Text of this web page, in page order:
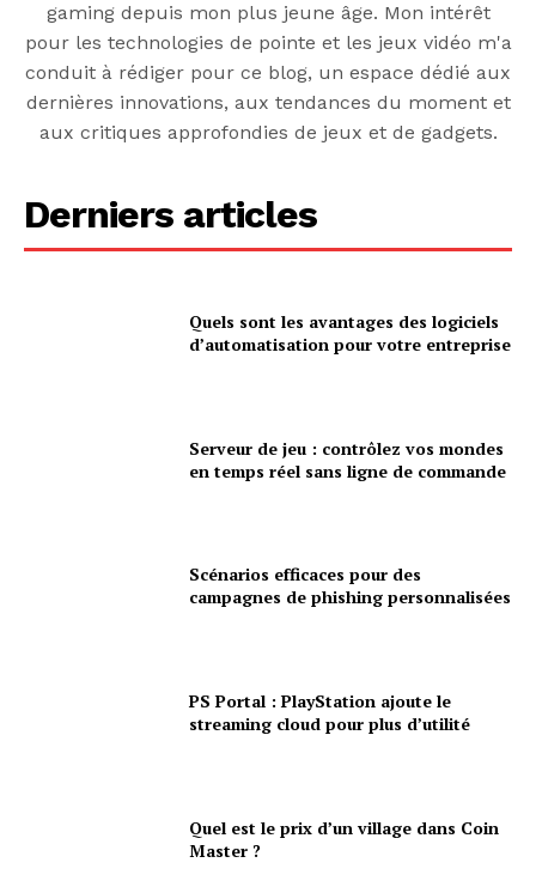
gaming depuis mon plus jeune âge. Mon intérêt
pour les technologies de pointe et les jeux vidéo m'a
conduit à rédiger pour ce blog, un espace dédié aux
dernières innovations, aux tendances du moment et
aux critiques approfondies de jeux et de gadgets.
Derniers articles
Quels sont les avantages des logiciels
d’automatisation pour votre entreprise
Serveur de jeu : contrôlez vos mondes
en temps réel sans ligne de commande
Scénarios efficaces pour des
campagnes de phishing personnalisées
PS Portal : PlayStation ajoute le
streaming cloud pour plus d’utilité
Quel est le prix d’un village dans Coin
Master ?